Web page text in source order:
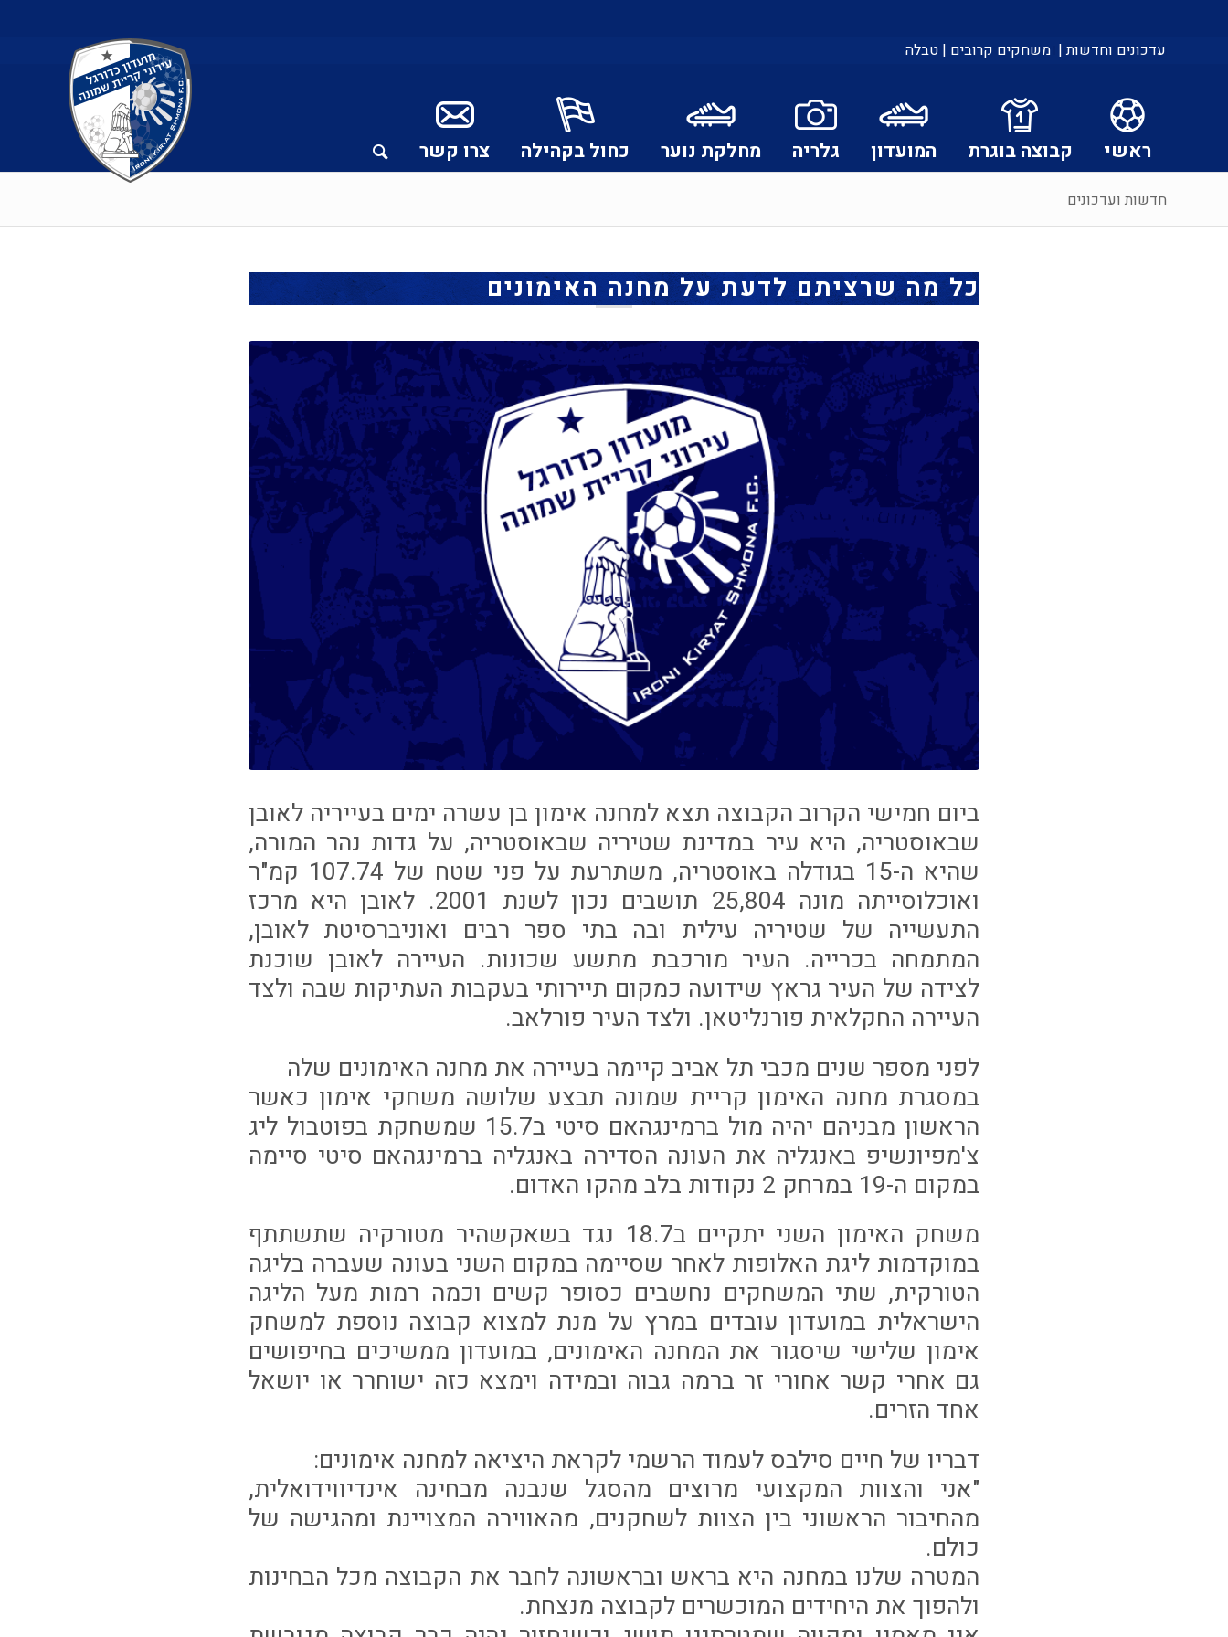
עדכונים וחדשות | משחקים קרובים | טבלה
ראשי קבוצה בוגרת המועדון גלריה מחלקת נוער כחול בקהילה צרו קשר
חדשות ועדכונים
כל מה שרציתם לדעת על מחנה האימונים
ביום חמישי הקרוב הקבוצה תצא למחנה אימון בן עשרה ימים בעייריה לאובן
שבאוסטריה, היא עיר במדינת שטיריה שבאוסטריה, על גדות נהר המורה,
שהיא ה-15 בגודלה באוסטריה, משתרעת על פני שטח של 107.74 קמ"ר
ואוכלוסייתה מונה 25,804 תושבים נכון לשנת 2001. לאובן היא מרכז
התעשייה של שטיריה עילית ובה בתי ספר רבים ואוניברסיטת לאובן,
המתמחה בכרייה. העיר מורכבת מתשע שכונות. העיירה לאובן שוכנת
לצידה של העיר גראץ שידועה כמקום תיירותי בעקבות העתיקות שבה ולצד
העיירה החקלאית פורנליטאן. ולצד העיר פורלאב.
לפני מספר שנים מכבי תל אביב קיימה בעיירה את מחנה האימונים שלה
במסגרת מחנה האימון קריית שמונה תבצע שלושה משחקי אימון כאשר
הראשון מבניהם יהיה מול ברמינגהאם סיטי ב15.7 שמשחקת בפוטבול ליג
צ'מפיונשיפ באנגליה את העונה הסדירה באנגליה ברמינגהאם סיטי סיימה
במקום ה-19 במרחק 2 נקודות בלב מהקו האדום.
משחק האימון השני יתקיים ב18.7 נגד בשאקשהיר מטורקיה שתשתתף
במוקדמות ליגת האלופות לאחר שסיימה במקום השני בעונה שעברה בליגה
הטורקית, שתי המשחקים נחשבים כסופר קשים וכמה רמות מעל הליגה
הישראלית במועדון עובדים במרץ על מנת למצוא קבוצה נוספת למשחק
אימון שלישי שיסגור את המחנה האימונים, במועדון ממשיכים בחיפושים
גם אחרי קשר אחורי זר ברמה גבוה ובמידה וימצא כזה ישוחרר או יושאל
אחד הזרים.
דבריו של חיים סילבס לעמוד הרשמי לקראת היציאה למחנה אימונים:
"אני והצוות המקצועי מרוצים מהסגל שנבנה מבחינה אינדיווידואלית,
מהחיבור הראשוני בין הצוות לשחקנים, מהאווירה המצויינת ומהגישה של
כולם.
המטרה שלנו במחנה היא בראש ובראשונה לחבר את הקבוצה מכל הבחינות
ולהפוך את היחידים המוכשרים לקבוצה מנצחת.